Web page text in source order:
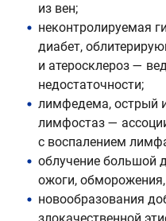
из вен;
неконтролируемая
диабет,
и атеросклероз —
недостаточности;
лимфедема, острый
лимфостаз —
с воспалением
облучение большой
ожоги,
новообразования